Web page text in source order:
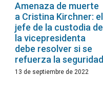
Amenaza de muerte
a Cristina Kirchner: el
jefe de la custodia de
la vicepresidenta
debe resolver si se
refuerza la seguridad
13 de septiembre de 2022